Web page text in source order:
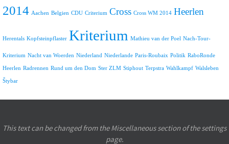
2014 Aachen Belgien CDU Criterium Cross Cross WM 2014 Heerlen
Herentals Kopfsteinpflaster Kriterium Mathieu van der Poel Nach-Tour-
Kriterium Nacht van Woerden Niederland Niederlande Paris-Roubaix Politik RaboRonde
Heerlen Radrennen Rund um den Dom Ster ZLM Stiphout Terpstra Wahlkampf Walsleben
Štybar
This text can be changed from the Miscellaneous section of the settings
page.